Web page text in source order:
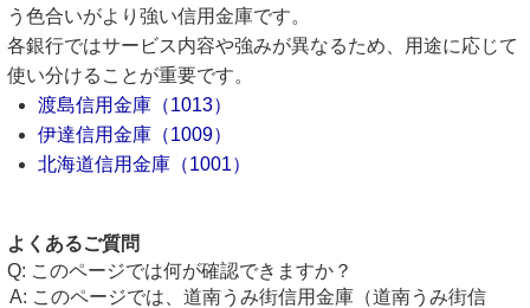
う色合いがより強い信用金庫です。
各銀行ではサービス内容や強みが異なるため、用途に応じて
使い分けることが重要です。
渡島信用金庫（1013）
伊達信用金庫（1009）
北海道信用金庫（1001）
よくあるご質問
このページでは何が確認できますか？
このページでは、道南うみ街信用金庫（道南うみ街信